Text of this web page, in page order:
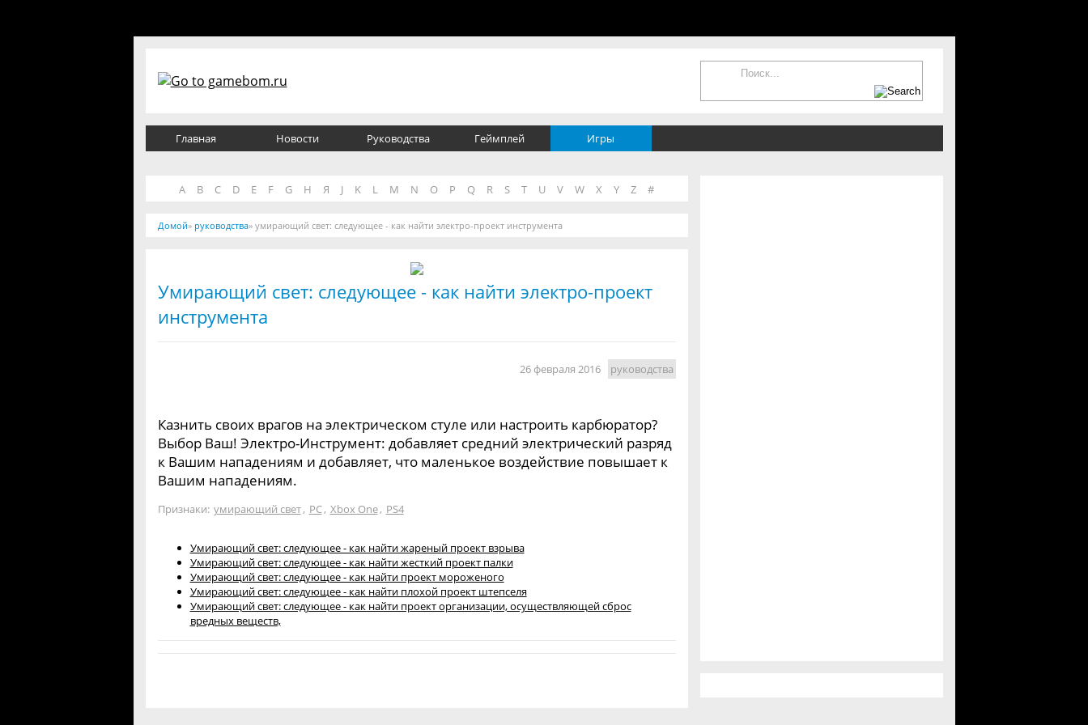
Главная Новости Руководства Геймплей Игры
A B C D E F G H Я J K L M N O P Q R S T U V W X Y Z #
Домой» руководства» умирающий свет: следующее - как найти электро-проект инструмента
Умирающий свет: следующее - как найти электро-проект
инструмента
26 февраля 2016 руководства
Казнить своих врагов на электрическом стуле или настроить карбюратор?
Выбор Ваш! Электро-Инструмент: добавляет средний электрический разряд
к Вашим нападениям и добавляет, что маленькое воздействие повышает к
Вашим нападениям.
Признаки: умирающий свет, PC, Xbox One, PS4
Умирающий свет: следующее - как найти жареный проект взрыва
Умирающий свет: следующее - как найти жесткий проект палки
Умирающий свет: следующее - как найти проект мороженого
Умирающий свет: следующее - как найти плохой проект штепселя
Умирающий свет: следующее - как найти проект организации, осуществляющей сброс
вредных веществ,